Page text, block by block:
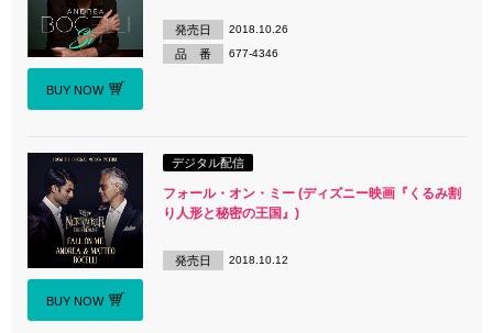
BUY NOW
発売日 2018.10.26
品 番 677-4346
BUY NOW
デジタル配信
フォール・オン・ミー (ディズニー映画『くるみ割
り人形と秘密の王国』)
発売日 2018.10.12